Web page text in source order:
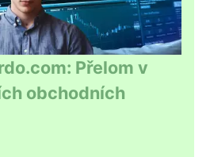
Přelom v
obchodních